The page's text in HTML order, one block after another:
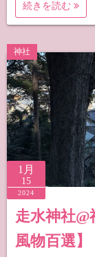
続きを読む
神社
1月
15
2024
走水神社
風物百選】